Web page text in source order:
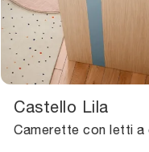
Castello Lila